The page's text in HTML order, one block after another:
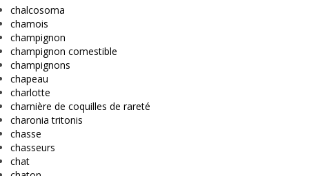
chalcosoma
chamois
champignon
champignon comestible
champignons
chapeau
charlotte
charnière de coquilles de rareté
charonia tritonis
chasse
chasseurs
chat